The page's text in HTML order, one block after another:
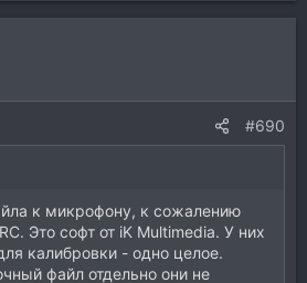
#690
к микрофону, к сожалению
Это софт от iK Multimedia. У них
калибровки - одно целое.
файл отдельно они не